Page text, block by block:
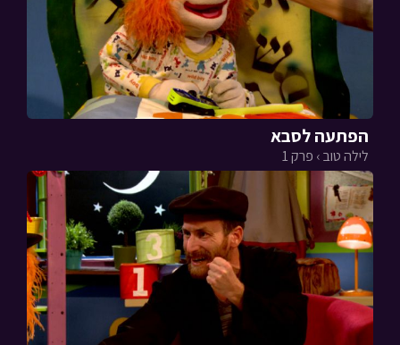
הפתעה לסבא
לילה טוב › פרק 1